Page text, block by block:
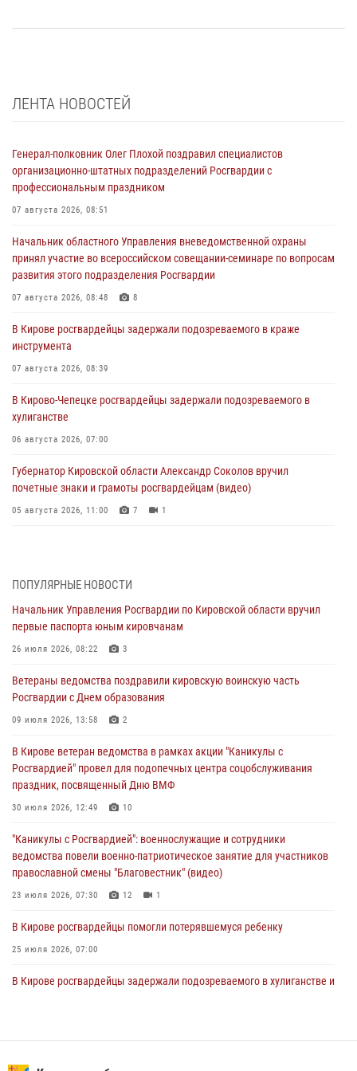
ЛЕНТА НОВОСТЕЙ
Генерал-полковник Олег Плохой поздравил специалистов
организационно-штатных подразделений Росгвардии с
профессиональным праздником
07 августа 2026, 08:51
Начальник областного Управления вневедомственной охраны
принял участие во всероссийском совещании-семинаре по вопросам
развития этого подразделения Росгвардии
07 августа 2026, 08:48 8
В Кирове росгвардейцы задержали подозреваемого в краже
инструмента
07 августа 2026, 08:39
В Кирово-Чепецке росгвардейцы задержали подозреваемого в
хулиганстве
06 августа 2026, 07:00
Губернатор Кировской области Александр Соколов вручил
почетные знаки и грамоты росгвардейцам (видео)
05 августа 2026, 11:00 7 1
04 августа 2026, 09:30
В Кирове росгвардейцы задержали подозреваемого в грабеже
03 августа 2026, 09:01
митинге в честь Дня воздушно-десантных войск
03 августа 2026, 08:45
магазина
02 августа 2026, 07:00
1 августа – День дежурной службы войск национальной гвардии
01 августа 2026, 09:39
ПОПУЛЯРНЫЕ НОВОСТИ
Начальник Управления Росгвардии по Кировской области вручил
первые паспорта юным кировчанам
26 июля 2026, 08:22 3
Ветераны ведомства поздравили кировскую воинскую часть
Росгвардии с Днем образования
09 июля 2026, 13:58 2
В Кирове ветеран ведомства в рамках акции "Каникулы с
Росгвардией" провел для подопечных центра соцобслуживания
праздник, посвященный Дню ВМФ
30 июля 2026, 12:49 10
"Каникулы с Росгвардией": военнослужащие и сотрудники
ведомства повели военно-патриотическое занятие для участников
православной смены "Благовестник" (видео)
23 июля 2026, 07:30 12 1
В Кирове росгвардейцы помогли потерявшемуся ребенку
25 июля 2026, 07:00
В Кирове росгвардейцы задержали подозреваемого в хулиганстве и